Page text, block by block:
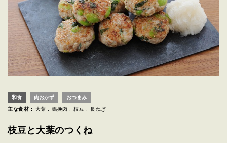
和食 肉おかず おつまみ
主な食材 : 大葉 鶏挽肉 枝豆 長ねぎ
枝豆と大葉のつくね